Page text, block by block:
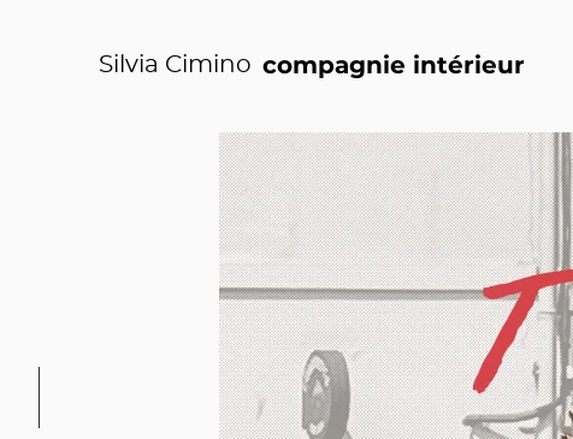
compagnie intérieur
Silvia Cimino